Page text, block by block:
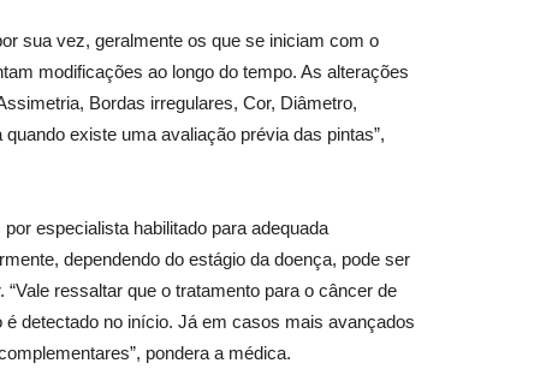
sua vez, geralmente os que se iniciam com o
modificações ao longo do tempo. As alterações
Bordas irregulares, Cor, Diâmetro,
existe uma avaliação prévia das pintas”,
especialista habilitado para adequada
dependendo do estágio da doença, pode ser
ressaltar que o tratamento para o câncer de
detectado no início. Já em casos mais avançados
pondera a médica.